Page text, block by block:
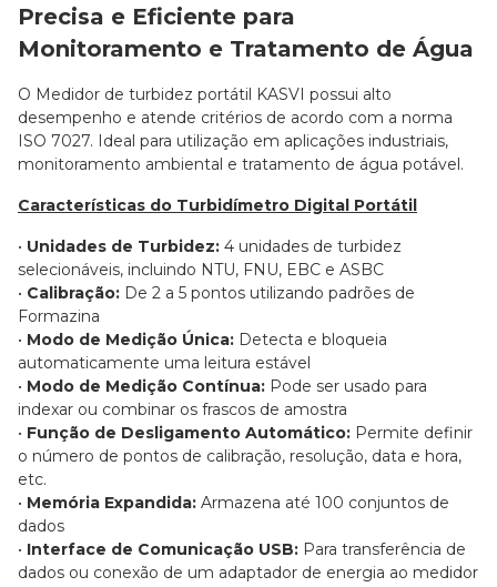
Precisa e Eficiente para
Monitoramento e Tratamento de Água
O Medidor de turbidez portátil KASVI possui alto
desempenho e atende critérios de acordo com a norma
ISO 7027. Ideal para utilização em aplicações industriais,
monitoramento ambiental e tratamento de água potável.
Características do Turbidímetro Digital Portátil
• Unidades de Turbidez: 4 unidades de turbidez
selecionáveis, incluindo NTU, FNU, EBC e ASBC
• Calibração: De 2 a 5 pontos utilizando padrões de
Formazina
• Modo de Medição Única: Detecta e bloqueia
automaticamente uma leitura estável
• Modo de Medição Contínua: Pode ser usado para
indexar ou combinar os frascos de amostra
• Função de Desligamento Automático: Permite definir
o número de pontos de calibração, resolução, data e hora,
etc.
• Memória Expandida: Armazena até 100 conjuntos de
dados
• Interface de Comunicação USB: Para transferência de
dados ou conexão de um adaptador de energia ao medidor